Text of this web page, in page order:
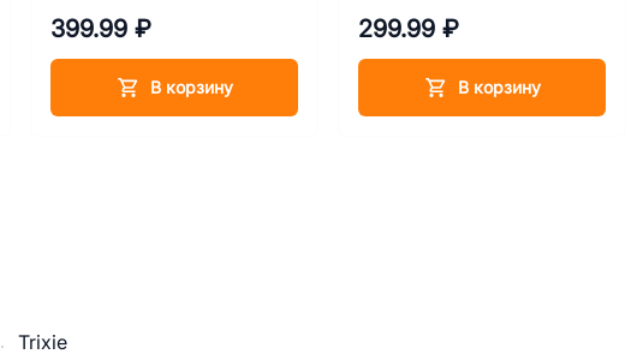
399.99 ₽
В корзину
299.99 ₽
В корзину
Trixie